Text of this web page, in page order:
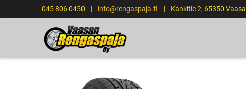
045 806 0450 | info@rengaspaja.fI | Kankitie 2, 65350 Vaasa